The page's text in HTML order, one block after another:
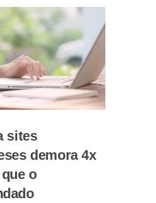
sites
demora 4x
o